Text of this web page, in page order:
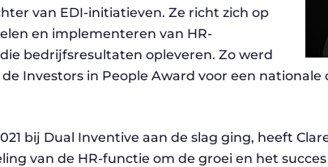
van EDI-initiatieven. Ze richt zich op
en implementeren van HR-
bedrijfsresultaten opleveren. Zo werd
Investors in People Award voor een
bij Dual Inventive aan de slag ging, heeft
van de HR-functie om de groei en het